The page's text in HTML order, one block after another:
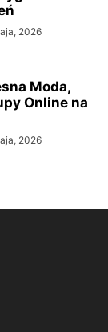
2026
Moda,
Online na
2026